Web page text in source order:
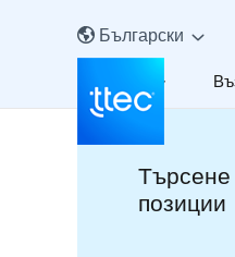
Български
За нас
позиции